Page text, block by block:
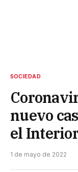
SOCIEDAD
nuevo
el
1 de mayo de 2022